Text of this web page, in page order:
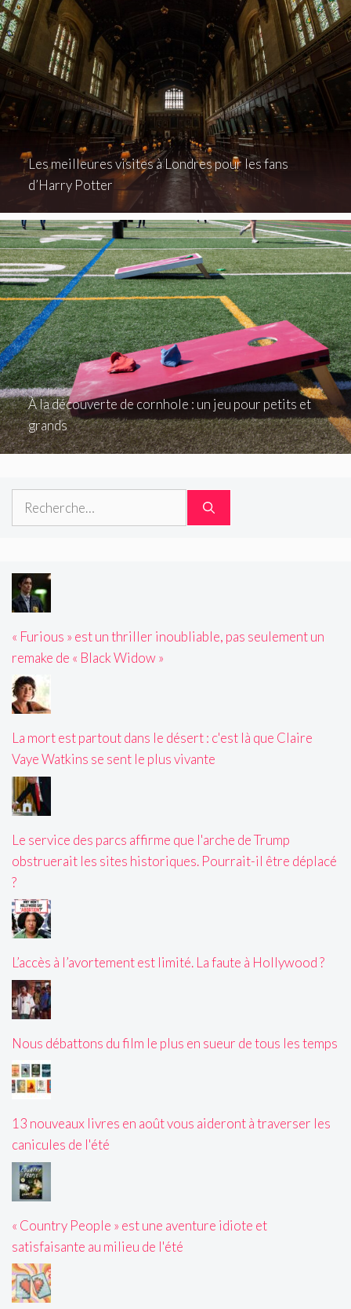
Les meilleures visites à Londres pour les fans
d’Harry Potter
À la découverte de cornhole : un jeu pour petits et
grands
Rechercher :
« Furious » est un thriller inoubliable, pas seulement un
remake de « Black Widow »
La mort est partout dans le désert : c'est là que Claire
Vaye Watkins se sent le plus vivante
Le service des parcs affirme que l'arche de Trump
obstruerait les sites historiques. Pourrait-il être déplacé
?
L’accès à l’avortement est limité. La faute à Hollywood ?
Nous débattons du film le plus en sueur de tous les temps
13 nouveaux livres en août vous aideront à traverser les
canicules de l'été
« Country People » est une aventure idiote et
satisfaisante au milieu de l'été